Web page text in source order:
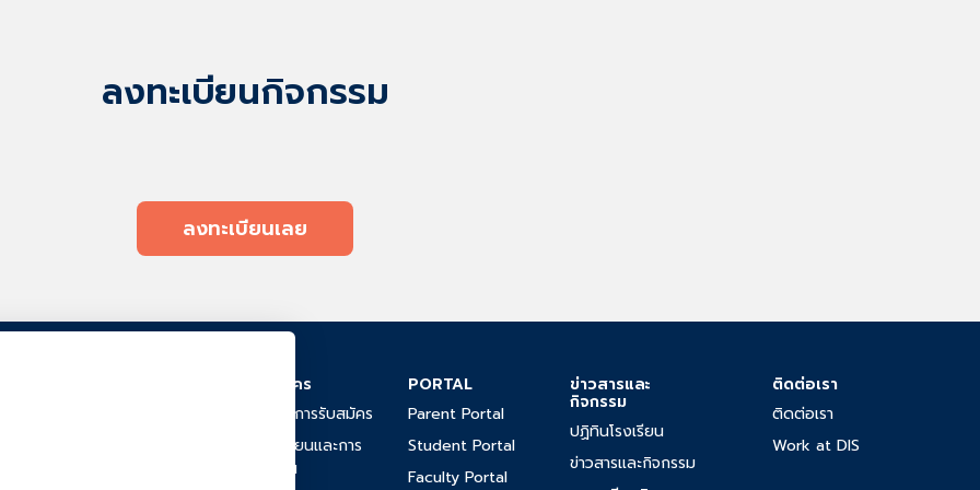
ลงทะเบียนกิจกรรม
ลงทะเบียนเลย
อโฉลก ตำบลทุ่งกง อำเภอ
ดสุราษฎร์ธานี 84290
การสมัคร
ขั้นตอนการรับสมัคร
ค่าเล่าเรียนและการ
ชำระเงิน
PORTAL
Parent Portal
Student Portal
Faculty Portal
ข่าวสารและ
กิจกรรม
ปฏิทินโรงเรียน
ข่าวสารและกิจกรรม
ติดต่อเรา
ติดต่อเรา
Work at DIS